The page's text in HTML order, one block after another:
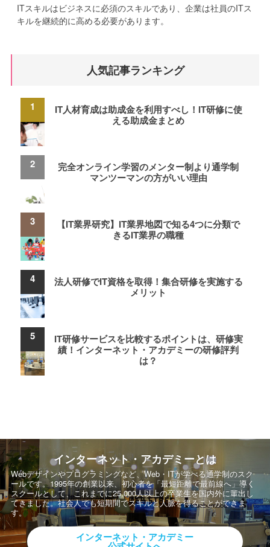
ITスキルはビジネスに必須のスキルであり、企業は社員のITス
キルを継続的に高める必要があります。
人気記事ランキング
IT人材育成は助成金を利用すべし！IT研修に使
える助成金まとめ
完全オンライン学習のメンター制より通学制
マンツーマンの方がいい理由
【IT業界研究】IT業界地図で知る4つに分類で
きるIT業界の職種
法人研修でIT資格を取得！集合研修を実施する
メリット
IT研修サービスを比較するポイントは、研修実
績！インターネット・アカデミーの研修評判
は？
インターネット・アカデミーとは
Webデザインやプログラミングなど、Web・ITが学べる通学制のスク
ールです。1995年の創業以来、初心者を「最短距離で最前線へ」導く
スクールとして、これまでに25,000人以上の卒業生を国内外に輩出し
てきました。社会人でも短期間でスキルと人脈を得ることができま
す。
インターネット・アカデミー